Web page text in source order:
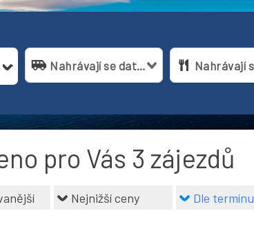
Nahrávají se data...
pro Vás 3 zájezdů
Nejnižší ceny Dle termínu